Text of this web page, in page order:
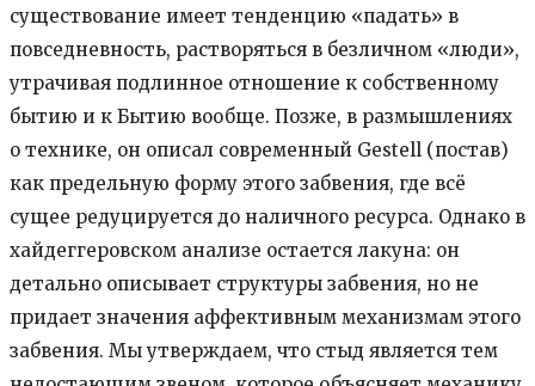
существование имеет тенденцию «падать» в
повседневность, растворяться в безличном «люди»,
утрачивая подлинное отношение к собственному
бытию и к Бытию вообще. Позже, в размышлениях
о технике, он описал современный Gestell (постав)
как предельную форму этого забвения, где всё
сущее редуцируется до наличного ресурса. Однако в
хайдеггеровском анализе остается лакуна: он
детально описывает структуры забвения, но не
придает значения аффективным механизмам этого
забвения. Мы утверждаем, что стыд является тем